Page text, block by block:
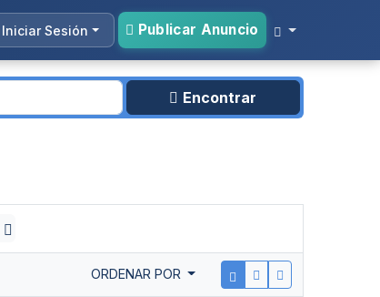
Iniciar Sesión Publicar Anuncio
Encontrar
ORDENAR POR